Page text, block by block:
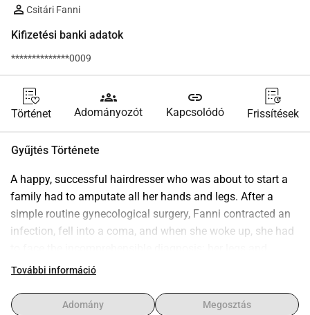
Csitári Fanni
Kifizetési banki adatok
**************0009
Történet
groups
Adományozót
link
Kapcsolódó Frissítések
Gyűjtés Története
A happy, successful hairdresser who was about to start a
family had to amputate all her hands and legs. After a
simple routine gynecological surgery, Fanni contracted an
infection, fell into a coma, and when she woke up, she had
hands must be amputated in order to survive. She is still
calling myself Luitenant Dan from Forrest Gump" but soon
További információ
Adomány Megosztás